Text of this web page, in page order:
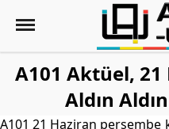
A101 Aktüel,
Aldın
A101 21 Haziran